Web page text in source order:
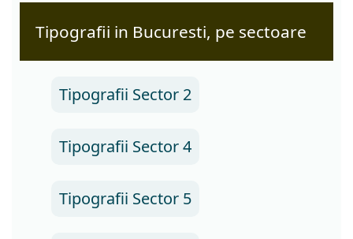
Tipografii in Bucuresti, pe sectoare
Tipografii Sector 2
Tipografii Sector 4
Tipografii Sector 5